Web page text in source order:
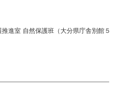
進室 自然保護班（大分県庁舎別館５